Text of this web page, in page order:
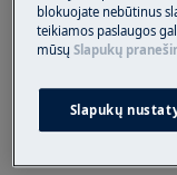
1. Nedėkite
Vos drėgnus
Pastaba:
blokuojate nebūtinus
teikiamos paslaugos
mūsųSlapukų
Slapukų